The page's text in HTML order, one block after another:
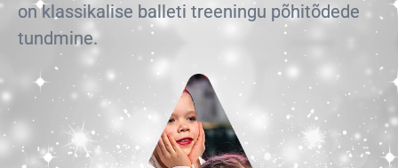
on klassikalise balleti treeningu põhitõdede
tundmine.